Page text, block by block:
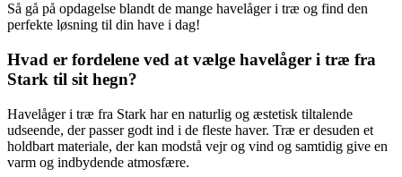
Så gå på opdagelse blandt de mange havelåger i træ og find den
perfekte løsning til din have i dag!
Hvad er fordelene ved at vælge havelåger i træ fra
Stark til sit hegn?
Havelåger i træ fra Stark har en naturlig og æstetisk tiltalende
udseende, der passer godt ind i de fleste haver. Træ er desuden et
holdbart materiale, der kan modstå vejr og vind og samtidig give en
varm og indbydende atmosfære.